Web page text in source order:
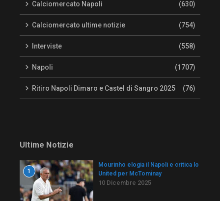
Calciomercato Napoli (630)
Calciomercato ultime notizie (754)
Interviste (558)
Napoli (1707)
Ritiro Napoli Dimaro e Castel di Sangro 2025 (76)
Ultime Notizie
1
Mourinho elogia il Napoli e critica lo
United per McTominay
10 Dicembre 2025